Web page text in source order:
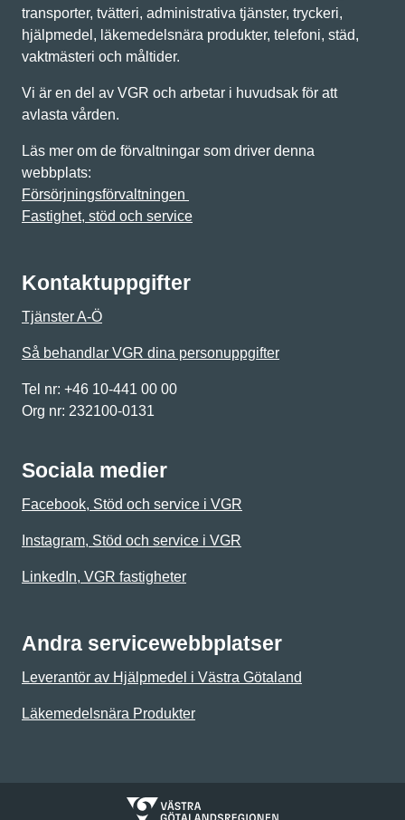
transporter, tvätteri, administrativa tjänster, tryckeri,
hjälpmedel, läkemedelsnära produkter, telefoni, städ,
vaktmästeri och måltider.
Vi är en del av VGR och arbetar i huvudsak för att
avlasta vården.
Läs mer om de förvaltningar som driver denna
webbplats:
Försörjningsförvaltningen
Fastighet, stöd och service
Kontaktuppgifter
Tjänster A-Ö
Så behandlar VGR dina personuppgifter
Tel nr: +46 10-441 00 00
Org nr: 232100-0131
Sociala medier
Facebook, Stöd och service i VGR
Instagram, Stöd och service i VGR
LinkedIn, VGR fastigheter
Andra servicewebbplatser
Leverantör av Hjälpmedel i Västra Götaland
Läkemedelsnära Produkter